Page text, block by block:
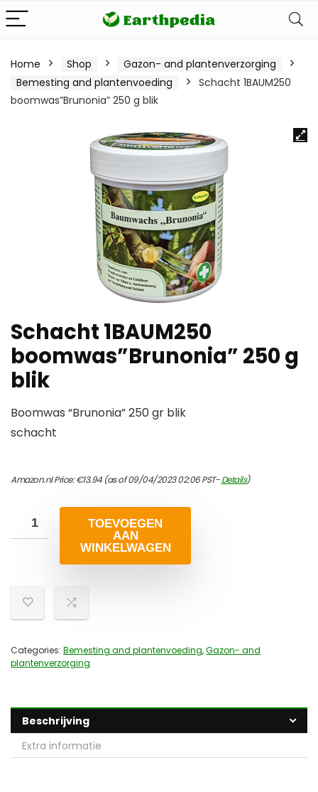
Home Shop
Gazon- and plantenverzorging
Bemesting and plantenvoeding
Schacht 1BAUM250
boomwas”Brunonia” 250 g blik
Schacht 1BAUM250
boomwas”Brunonia” 250 g
blik
Boomwas “Brunonia” 250 gr blik
schacht
Amazon.nl Price:€13.94(as of 09/04/2023 02:06 PST-Details)
TOEVOEGEN
AAN
WINKELWAGEN
Categories: Bemesting and plantenvoeding,Gazon- and
plantenverzorging
Beschrijving
Extra informatie